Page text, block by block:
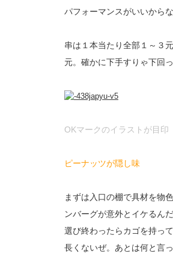
パフォーマンスがいいからな
串は１本当たり全部１～３
元。確かに下手すりゃ下回
OKマークのイラストが目印
ピーナッツが隠し味
まずは入口の棚で具材を物
ンバーグが意外とイケるんだ
選び終わったらカゴを持っ
長くないぜ。あとは何と言